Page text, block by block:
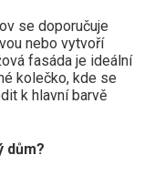
se doporučuje
nebo vytvoří
fasáda je ideální
kolečko, kde se
k hlavní barvě
dům?